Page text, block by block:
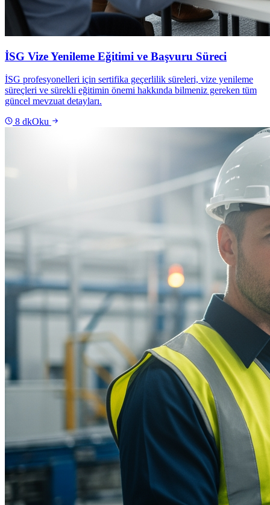
İSG Vize Yenileme Eğitimi ve Başvuru Süreci
İSG profesyonelleri için sertifika geçerlilik süreleri, vize yenileme
süreçleri ve sürekli eğitimin önemi hakkında bilmeniz gereken tüm
güncel mevzuat detayları.
8 dkOku